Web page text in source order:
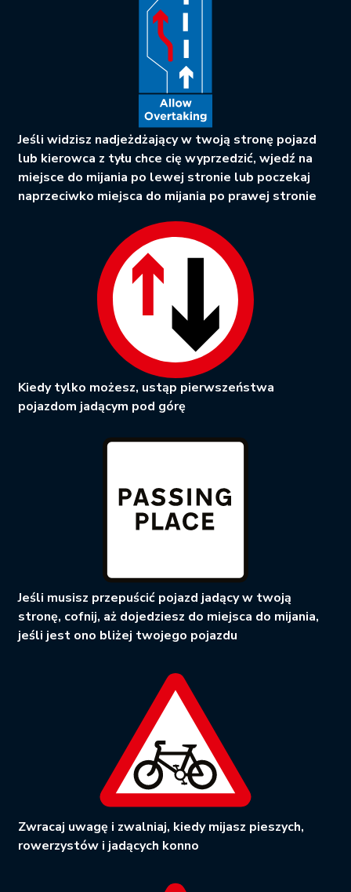
Jeśli widzisz nadjeżdżający w twoją stronę pojazd
lub kierowca z tyłu chce cię wyprzedzić, wjedź na
miejsce do mijania po lewej stronie lub poczekaj
naprzeciwko miejsca do mijania po prawej stronie
Kiedy tylko możesz, ustąp pierwszeństwa
pojazdom jadącym pod górę
Jeśli musisz przepuścić pojazd jadący w twoją
stronę, cofnij, aż dojedziesz do miejsca do mijania,
jeśli jest ono bliżej twojego pojazdu
Zwracaj uwagę i zwalniaj, kiedy mijasz pieszych,
rowerzystów i jadących konno